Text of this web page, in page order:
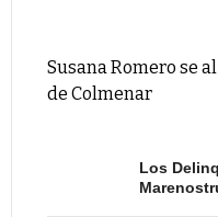
Susana Romero se
de Colmenar
Los